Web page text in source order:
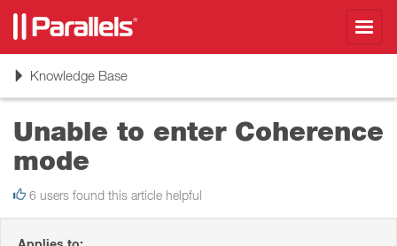
ToggleKnowledge Base
Unable to enter Coherence
mode
6 users found this article helpful